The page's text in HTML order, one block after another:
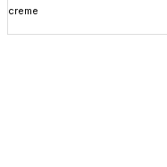
creme